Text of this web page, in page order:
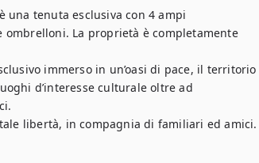
una tenuta esclusiva con 4 ampi
La proprietà è completamente
immerso in un’oasi di pace, il territorio
d’interesse culturale oltre ad
libertà, in compagnia di familiari ed amici.